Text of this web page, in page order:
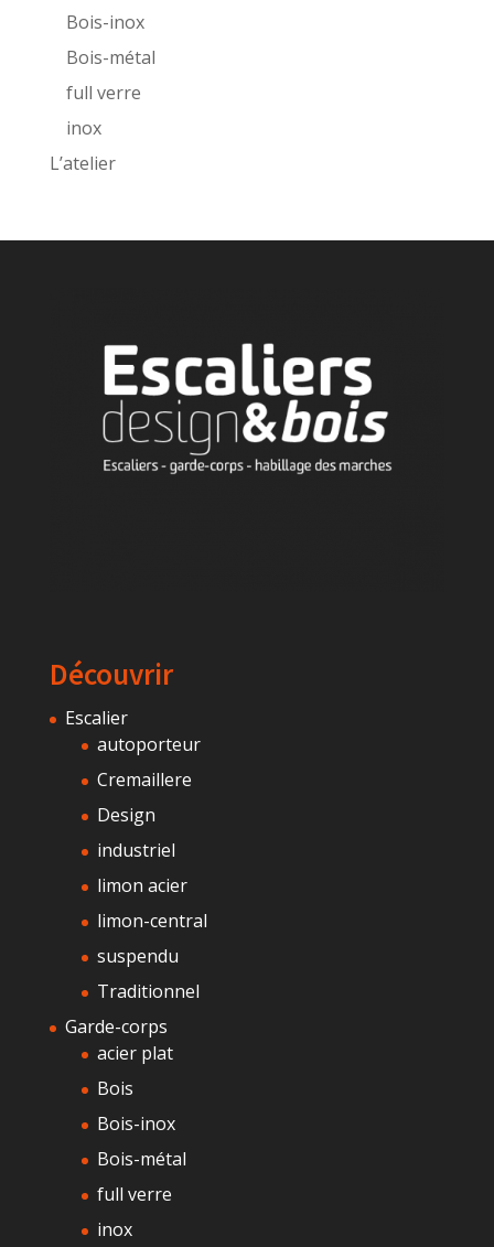
Bois-inox
Bois-métal
full verre
inox
L’atelier
Découvrir
Escalier
autoporteur
Cremaillere
Design
industriel
limon acier
limon-central
suspendu
Traditionnel
Garde-corps
acier plat
Bois
Bois-inox
Bois-métal
full verre
inox